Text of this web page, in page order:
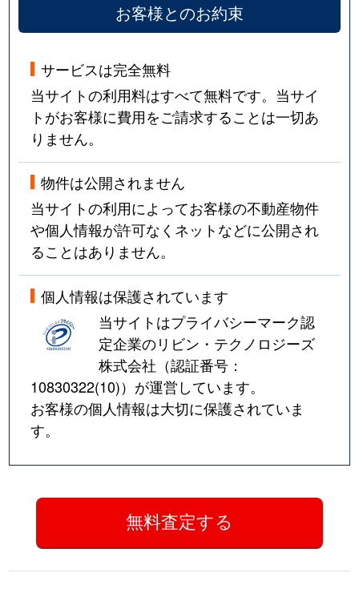
お客様とのお約束
サービスは完全無料
当サイトの利用料はすべて無料です。当サイ
トがお客様に費用をご請求することは一切あ
りません。
物件は公開されません
当サイトの利用によってお客様の不動産物件
や個人情報が許可なくネットなどに公開され
ることはありません。
個人情報は保護されています
当サイトはプライバシーマーク認
定企業のリビン・テクノロジーズ
株式会社（認証番号：
10830322(10)）が運営しています。
お客様の個人情報は大切に保護されていま
す。